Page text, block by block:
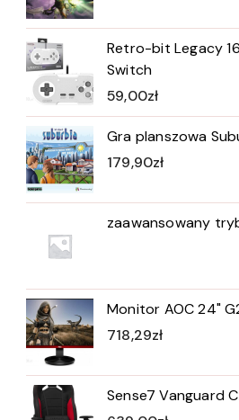
Retro-bit Legacy
Switch
59,00zł
Gra planszowa
179,90zł
zaawansowany
Monitor AOC 24"
718,29zł
Sense7 Vanguard